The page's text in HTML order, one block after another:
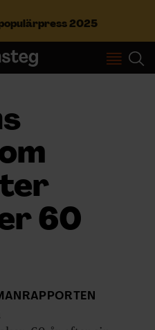
2025
in
60